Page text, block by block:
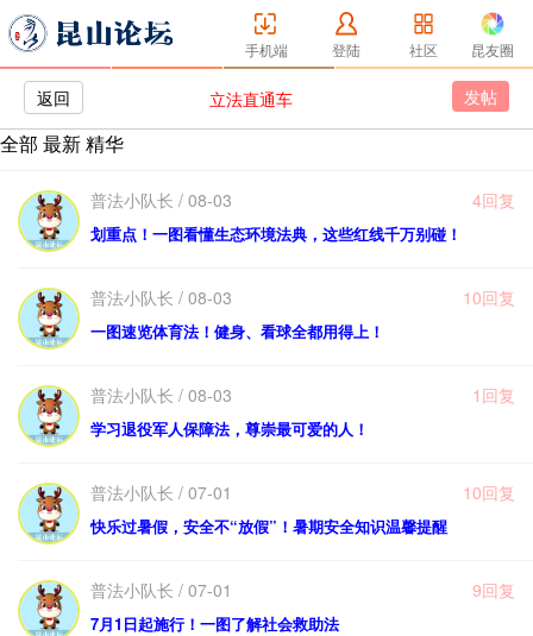
手机端 登陆 社区 昆友圈
返回 立法直通车 发帖
全部 最新精华
普法小队长 / 08-03 4回复
划重点！一图看懂生态环境法典，这些红线千万别碰！
普法小队长 / 08-03 10回复
一图速览体育法！健身、看球全都用得上！
普法小队长 / 08-03 1回复
学习退役军人保障法，尊崇最可爱的人！
普法小队长 / 07-01 10回复
快乐过暑假，安全不“放假”！暑期安全知识温馨提醒
普法小队长 / 07-01 9回复
7月1日起施行！一图了解社会救助法